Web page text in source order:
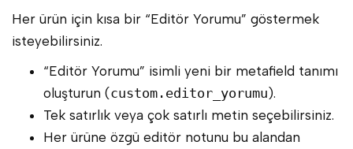
Her ürün için kısa bir “Editör Yorumu” göstermek
isteyebilirsiniz.
“Editör Yorumu” isimli yeni bir metafield tanımı
oluşturun (custom.editor_yorumu).
Tek satırlık veya çok satırlı metin seçebilirsiniz.
Her ürüne özgü editör notunu bu alandan